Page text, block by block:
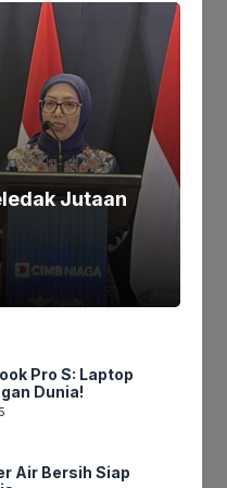
Jutaan
Pro S: Laptop
Dunia!
Air Bersih Siap